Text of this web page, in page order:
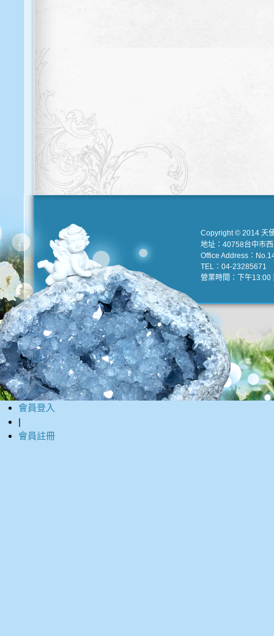
Copyright © 2014 天
地址：40758台中市
Office Address：
TEL：04-23285671
營業時間：下午13:00
會員登入
|
會員註冊